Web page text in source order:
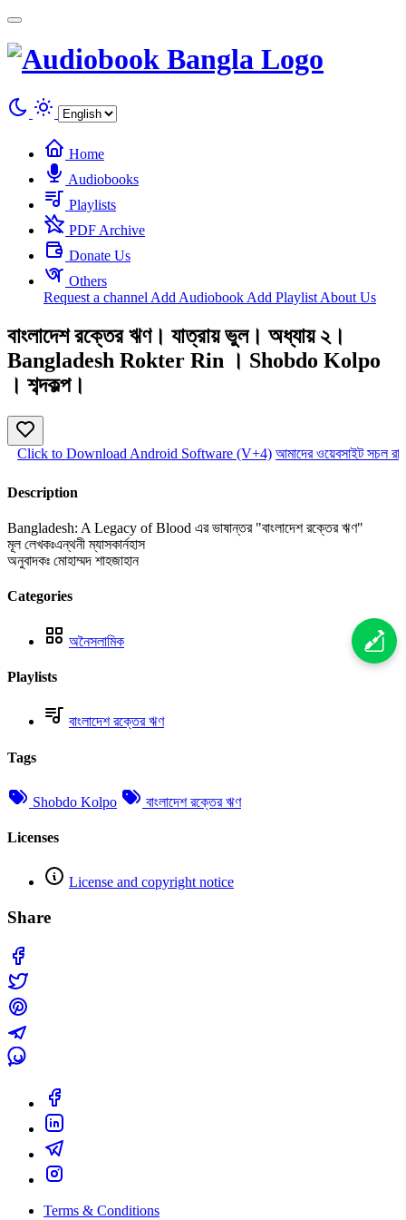
Home
Audiobooks
Playlists
PDF Archive
Donate Us
Others
Request a channel Add Audiobook Add Playlist About Us
বাংলাদেশ রক্তের ঋণ। যাত্রায় ভুল। অধ্যায় ২।
Bangladesh Rokter Rin । Shobdo Kolpo
। শব্দকল্প।
Click to Download Android Software (V+4) আমাদের ওয়েবসাইট সচল
Description
Bangladesh: A Legacy of Blood এর ভাষান্তর "বাংলাদেশ রক্তের ঋণ"
মূল লেখকঃএন্থনী ম্যাসকার্নহাস
অনুবাদকঃ মোহাম্মদ শাহজাহান
Categories
অনৈসলামিক
Playlists
বাংলাদেশ রক্তের ঋণ
Tags
Shobdo Kolpo বাংলাদেশ রক্তের ঋণ
Licenses
License and copyright notice
Share
Terms & Conditions